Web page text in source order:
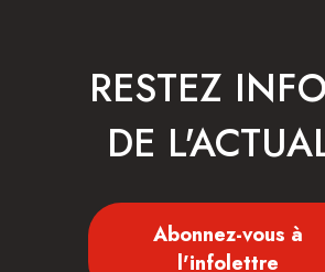
RESTEZ
DE
Abonnez-vous à
l'infolettre